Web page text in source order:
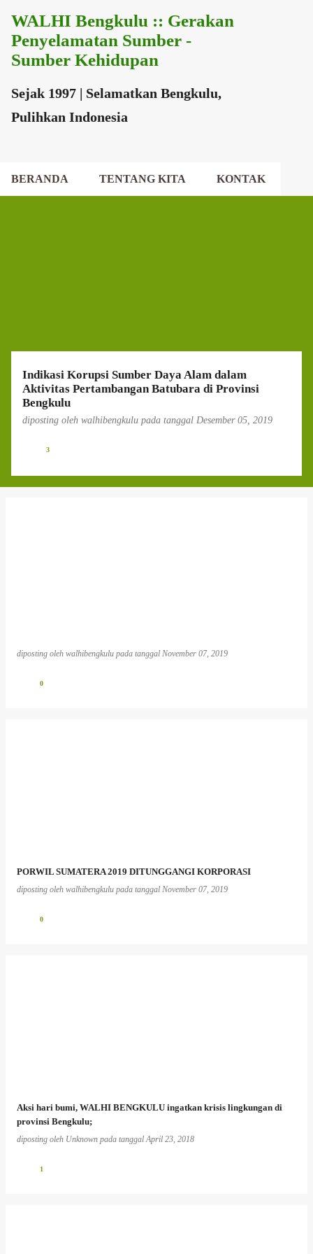
Langsung ke konten utama
WALHI Bengkulu :: Gerakan
Penyelamatan Sumber -
Sumber Kehidupan
Sejak 1997 | Selamatkan Bengkulu,
Pulihkan Indonesia
BERANDA TENTANG KITA KONTAK
Indikasi Korupsi Sumber Daya Alam dalam
Aktivitas Pertambangan Batubara di Provinsi
Bengkulu
diposting oleh walhibengkulu pada tanggal Desember 05, 2019
3
diposting oleh walhibengkulu pada tanggal November 07, 2019
0
PORWIL SUMATERA 2019 DITUNGGANGI KORPORASI
diposting oleh walhibengkulu pada tanggal November 07, 2019
0
Aksi hari bumi, WALHI BENGKULU ingatkan krisis lingkungan di
provinsi Bengkulu;
diposting oleh Unknown pada tanggalApril 23, 2018
1